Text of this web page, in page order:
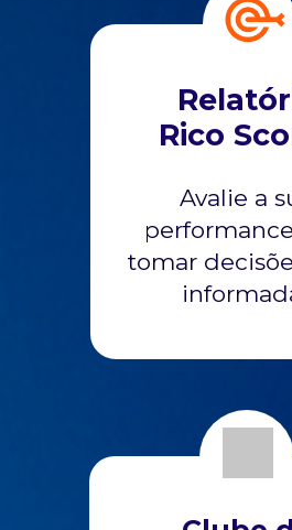
Rico
Avalie a
tomar